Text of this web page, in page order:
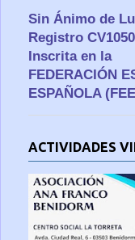
Sin Ánimo de
Registro
Inscrita en la
FEDERACIÓN
ESPAÑOLA
ACTIVIDADES